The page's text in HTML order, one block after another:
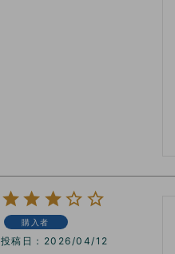
購入者
投稿日 2026/04/12